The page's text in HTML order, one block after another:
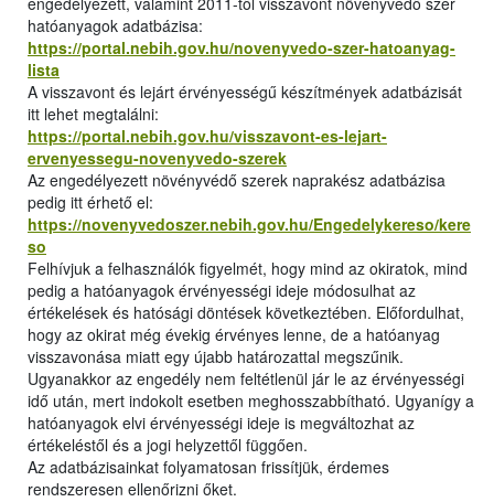
hatóanyagok adatbázisa:
https://portal.nebih.gov.hu/novenyvedo-szer-hatoanyag-
lista
A visszavont és lejárt érvényességű készítmények adatbázisát
itt lehet megtalálni:
https://portal.nebih.gov.hu/visszavont-es-lejart-
ervenyessegu-novenyvedo-szerek
Az engedélyezett növényvédő szerek naprakész adatbázisa
pedig itt érhető el:
https://novenyvedoszer.nebih.gov.hu/Engedelykereso/kere
so
Felhívjuk a felhasználók figyelmét, hogy mind az okiratok, mind
pedig a hatóanyagok érvényességi ideje módosulhat az
értékelések és hatósági döntések következtében. Előfordulhat,
hogy az okirat még évekig érvényes lenne, de a hatóanyag
visszavonása miatt egy újabb határozattal megszűnik.
Ugyanakkor az engedély nem feltétlenül jár le az érvényességi
idő után, mert indokolt esetben meghosszabbítható. Ugyanígy a
hatóanyagok elvi érvényességi ideje is megváltozhat az
értékeléstől és a jogi helyzettől függően.
Az adatbázisainkat folyamatosan frissítjük, érdemes
rendszeresen ellenőrizni őket.